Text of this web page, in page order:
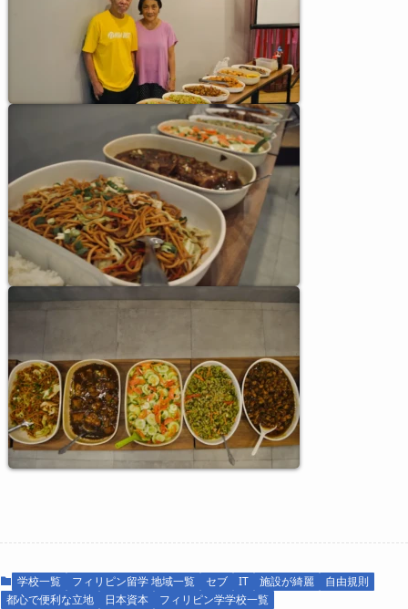
学校一覧 フィリピン留学 地域一覧 セブ IT 施設が綺麗
自由規則
都心で便利な立地
日本資本
フィリピン学学校一覧